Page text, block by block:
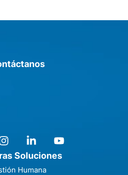
Soluciones
Humana